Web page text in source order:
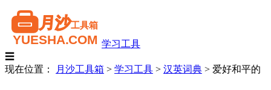
学习工具
☰
现在位置：
月沙工具箱 > 学习工具 > 汉英词典 > 爱好和平的